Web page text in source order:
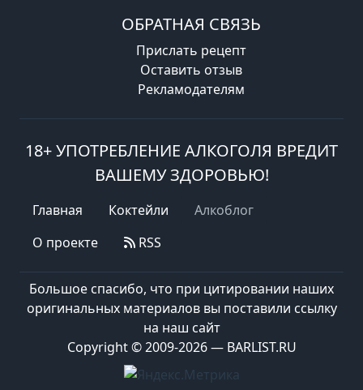
ОБРАТНАЯ СВЯЗЬ
Прислать рецепт
Оставить отзыв
Рекламодателям
18+ УПОТРЕБЛЕНИЕ АЛКОГОЛЯ ВРЕДИТ
ВАШЕМУ ЗДОРОВЬЮ!
Главная Коктейли
Алкоблог
О проекте
RSS
Большое спасибо, что при цитировании наших
оригинальных материалов вы поставили ссылку
на наш сайт
Copyright © 2009-2026 — BARLIST.RU